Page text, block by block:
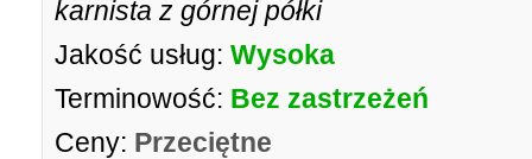
karnista z górnej półki
Jakość usług: Wysoka
Terminowość: Bez zastrzeżeń
Ceny: Przeciętne